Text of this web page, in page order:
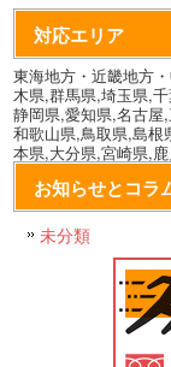
対応エリア
東海地方・近畿地方
木県,群馬県,埼玉県,
静岡県,愛知県,名古
和歌山県,鳥取県,島
本県,大分県,宮崎県,
お知らせとコラ
未分類